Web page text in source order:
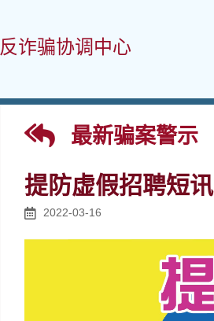
反诈骗协调中心
最新骗案警示
提防虚假招聘短讯
2022-03-16